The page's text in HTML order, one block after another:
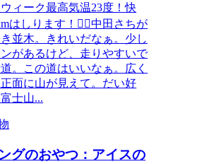
ィーク最高気温23度！快
はしります！🚴‍♂️中田さちが
並木。きれいだなぁ。少し
があるけど、走りやすいで
。この道はいいなぁ。広く
面に山が見えて。だい好
士山...
グのおやつ：アイスの